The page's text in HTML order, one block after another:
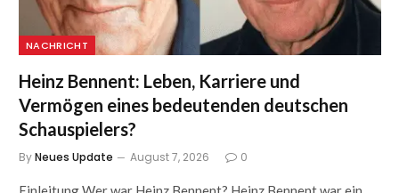
NACHRICHT
Heinz Bennent: Leben, Karriere und
Vermögen eines bedeutenden deutschen
Schauspielers?
ByNeues Update August 7, 2026 0